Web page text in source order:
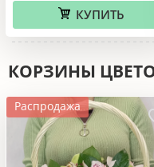
КУПИТЬ
КОРЗИНЫ
Распродажа